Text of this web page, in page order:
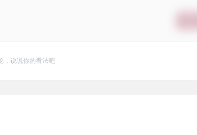
，说说你的看法吧